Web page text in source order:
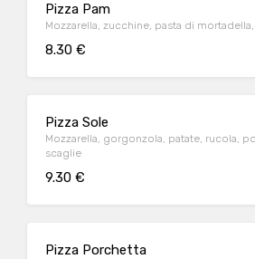
Pizza Pam
Mozzarella, zucchine, pasta di
8.30 €
Pizza Sole
Mozzarella, gorgonzola, patate, rucola,
scaglie
9.30 €
Pizza Porchetta